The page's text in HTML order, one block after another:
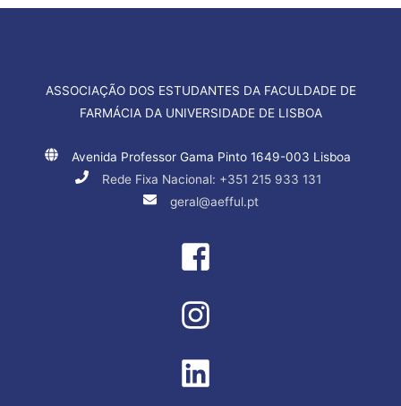
ASSOCIAÇÃO DOS ESTUDANTES DA FACULDADE DE
FARMÁCIA DA UNIVERSIDADE DE LISBOA
Avenida Professor Gama Pinto 1649-003 Lisboa
Rede Fixa Nacional: +351 215 933 131
geral@aefful.pt